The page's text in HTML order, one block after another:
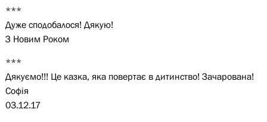
***
Дуже сподобалося! Дякую!
З Новим Роком
***
Дякуємо!!! Це казка, яка повертає в дитинство! Зачарована!
Софія
03.12.17